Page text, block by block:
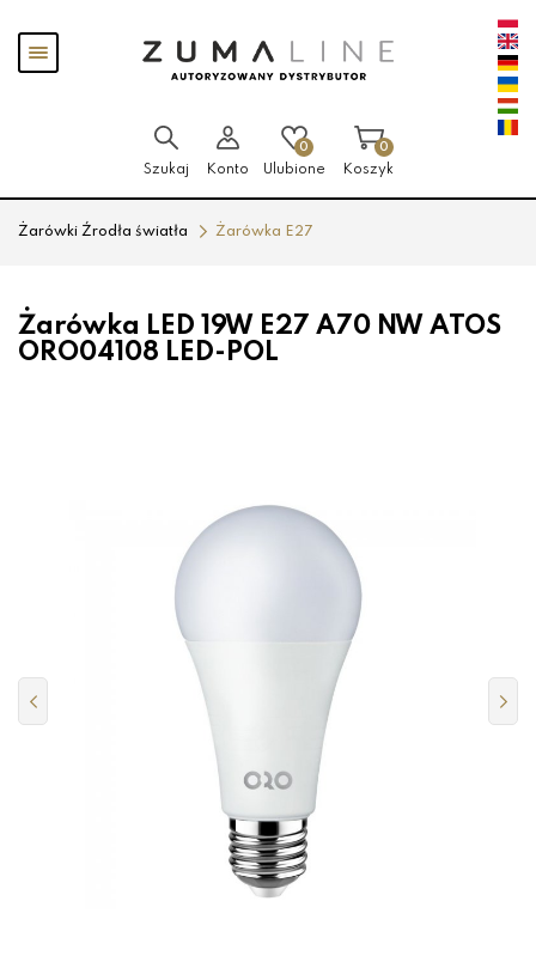
Pokaż
menu
Szukaj Konto
0
Ulubione
0
Koszyk
Żarówki Źrodła światła Żarówka E27
Żarówka LED 19W E27 A70 NW ATOS
ORO04108 LED-POL